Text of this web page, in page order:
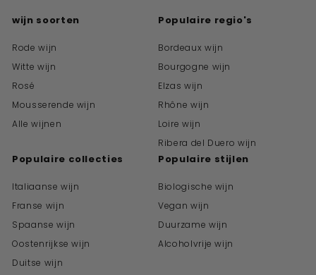
wijn soorten
Rode wijn
Witte wijn
Rosé
Mousserende wijn
Alle wijnen
Populaire regio's
Bordeaux wijn
Bourgogne wijn
Elzas wijn
Rhône wijn
Loire wijn
Ribera del Duero wijn
Populaire collecties
Italiaanse wijn
Franse wijn
Spaanse wijn
Oostenrijkse wijn
Duitse wijn
Populaire stijlen
Biologische wijn
Vegan wijn
Duurzame wijn
Alcoholvrije wijn